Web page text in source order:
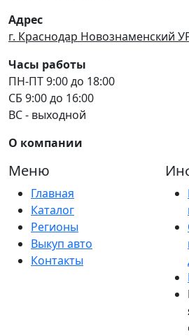
Адрес
г. Краснодар Новознаменский
Часы работы
ПН-ПТ 9:00 до 18:00
СБ 9:00 до 16:00
ВС - выходной
О компании
Меню
Главная
Каталог
Регионы
Выкуп авто
Контакты